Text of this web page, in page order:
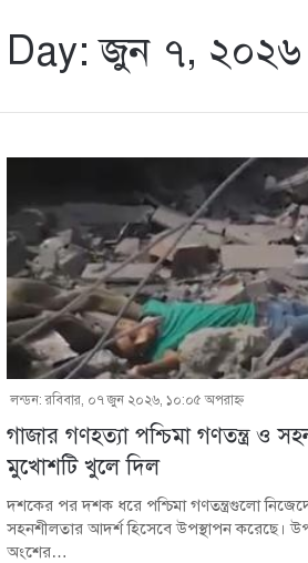
Day:জুন ৭, ২০২৬
লন্ডন: রবিবার, ০৭ জুন ২০২৬, ১০:০৫ অপরাহ্ণ
গাজার গণহত্যা পশ্চিমা গণতন্ত্র ও
মুখোশটি খুলে দিল
দশকের পর দশক ধরে পশ্চিমা গণতন্ত্রগুলো
সহনশীলতার আদর্শ হিসেবে উপস্থাপন করেছে।
অংশের…